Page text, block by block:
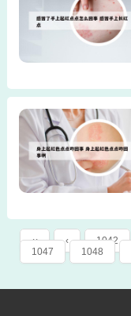
‹‹ ‹ 1042
1047
1048